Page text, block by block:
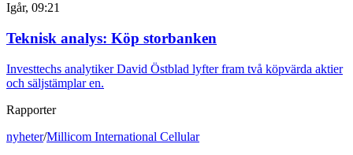
Igår, 09:21
Teknisk analys: Köp storbanken
Investtechs analytiker David Östblad lyfter fram två köpvärda aktier
och säljstämplar en.
Rapporter
nyheter/Millicom International Cellular